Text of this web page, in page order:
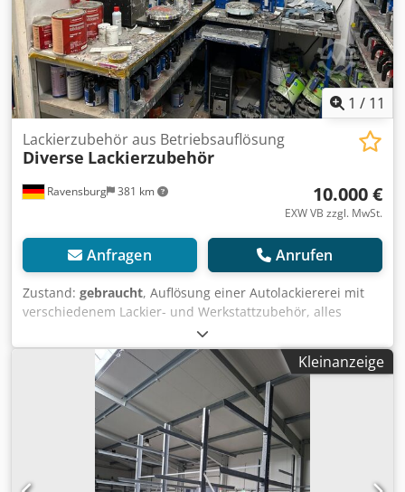
1 / 11
Ravensburg 381 km
Lackierzubehör aus Betriebsauflösung
Diverse Lackierzubehör
10.000 €
EXW VB zzgl. MwSt.
Anfragen Anrufen
Zustand: gebraucht, Auflösung einer Autolackiererei mit
verschiedenem Lackier- und Werkstattzubehör, alles
funktionsfähig: a. BYK Lack-Messgerät „Automatchic Vision“
7060 (345 000 010) b. Waage c. Mischer Station mit Waage
und Drucker d. REGAL Lackhersteller inkl. Rest
Farben/Lacke gemäß Foto Die Lackierkabine / Lackieranlage
gehört nicht zum Angebot, kann aber ebenfalls erworben
werden. Zustand: Gebraucht, funktionsfähig Weitere
Ausstattung zur Besichtigung/Mitnahme vor Ort Auch in
Kombination mit der Lackierkabine Codpfxjy Tyyks Ab Aerf
Standort: Ravensburg
Kleinanzeige